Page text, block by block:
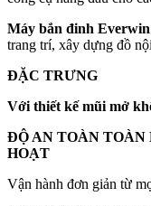
Máy bắn đinh Everwin
trang trí, xây dựng đồ
ĐẶC TRƯNG
Với thiết kế mũi mở
ĐỘ AN TOÀN
HOẠT
Vận hành đơn giản từ